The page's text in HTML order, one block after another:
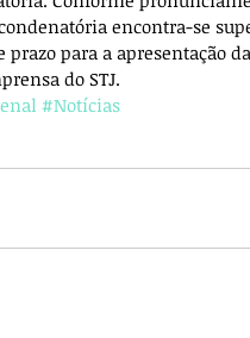
encontra-se
para a apresentação
do STJ.
#Notícias